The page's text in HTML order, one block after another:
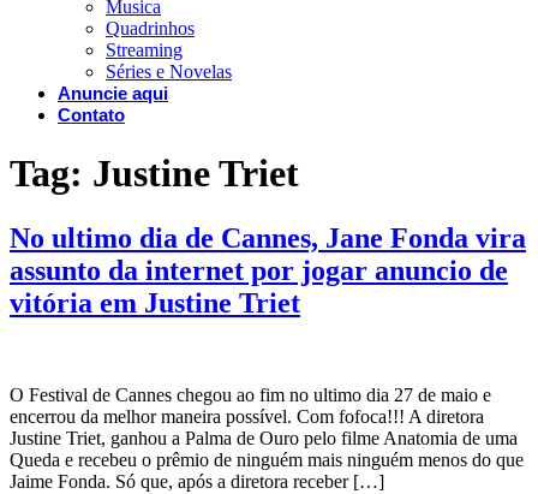
Musica
Quadrinhos
Streaming
Séries e Novelas
Anuncie aqui
Contato
Tag: Justine Triet
No ultimo dia de Cannes, Jane Fonda vira
assunto da internet por jogar anuncio de
vitória em Justine Triet
O Festival de Cannes chegou ao fim no ultimo dia 27 de maio e
encerrou da melhor maneira possível. Com fofoca!!! A diretora
Justine Triet, ganhou a Palma de Ouro pelo filme Anatomia de uma
Queda e recebeu o prêmio de ninguém mais ninguém menos do que
Jaime Fonda. Só que, após a diretora receber […]